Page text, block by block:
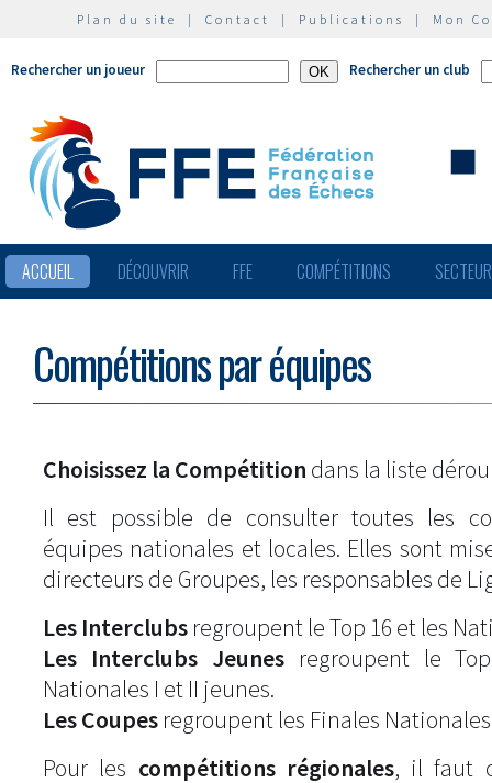
Plan du site | Contact | Publications | Mon
Rechercher un joueur Rechercher un club
ACCUEIL DÉCOUVRIR FFE COMPÉTITIONS
Compétitions par équipes
Choisissez la Compétition dans la liste
Il est possible de consulter toutes les
équipes nationales et locales. Elles sont
directeurs de Groupes, les responsables de
Les Interclubs regroupent le Top 16 et les
Les Interclubs Jeunesregroupent le
Nationales I et II jeunes.
Les Coupes regroupent les Finales
Pour les compétitions régionales, il faut